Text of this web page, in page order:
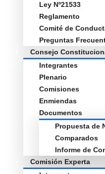
Ley Nº21533
Reglamento
Comité de
Preguntas
Consejo
Integrantes
Plenario
Comisiones
Enmiendas
Documentos
Propuesta de
Comparados
Informe de
Comisión Experta